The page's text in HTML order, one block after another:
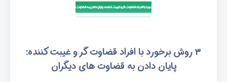
۳ روش برخورد با افراد قضاوت گر و غیبت کننده:
پایان دادن به قضاوت های دیگران